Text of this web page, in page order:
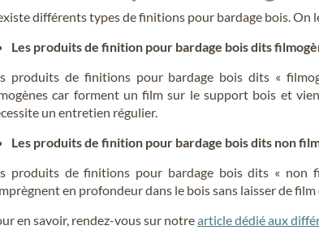
différents types de finitions pour bardage bois. On
Les produits de finition pour bardage bois dits
produits de finitions pour bardage bois dits «
car forment un film sur le support bois et
un entretien régulier.
Les produits de finition pour bardage bois dits non
produits de finitions pour bardage bois dits « non
en profondeur dans le bois sans laisser de
en savoir, rendez-vous sur notrearticle dédié aux